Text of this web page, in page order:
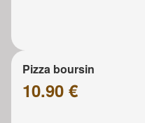
Pizza boursin
10.90 €